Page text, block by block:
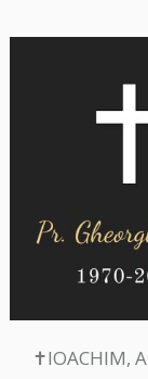
✝IOACHIM,